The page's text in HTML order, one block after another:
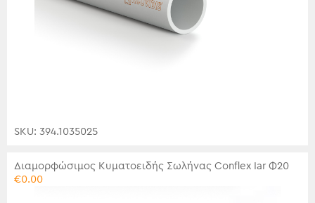
SKU: 394.1035025
Διαμορφώσιμος Κυματοειδής Σωλήνας Conflex Iar Φ20
€0.00